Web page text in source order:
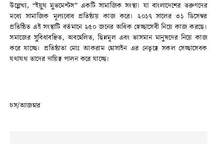
উল্লেখ্য, “ইয়ুথ মুভমেন্টস” একটি সামাজিক সংস্থা। যা বাংলাদেশের তরুণদের
মধ্যে সামাজিক মূল্যবোধ প্রতিষ্ঠায় কাজ করে। ২০১৭ সালের ৩১ ডিসেম্বর
প্রতিষ্ঠিত এই সংস্থাটি বর্তমানে ২৫০ জনের অধিক স্বেচ্ছাসেবী নিয়ে কাজ করছে।
সমাজের সুবিধাবঞ্ছিত, অবহেলিত, ছিন্নমূল এবং ভাসমান মানুষদের নিয়ে কাজ
করে যাচ্ছে। প্রতিষ্ঠাতা মোঃ আকরাম হোসাইন এর নেতৃত্বে সকল সেচ্ছাসেবক
যথাযথ তাদের দায়িত্ব পালন করে যাচ্ছে।
চস/আজহার